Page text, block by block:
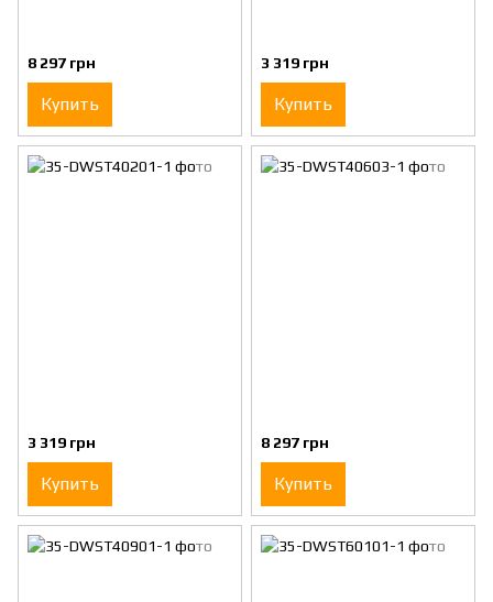
8 297 грн
Купить
3 319 грн
Купить
3 319 грн
Купить
8 297 грн
Купить